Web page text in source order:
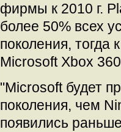
фирмы к 2010 г.
более 50% всех
поколения, тогда
Microsoft Xbox
"Microsoft будет
поколения, чем
появились